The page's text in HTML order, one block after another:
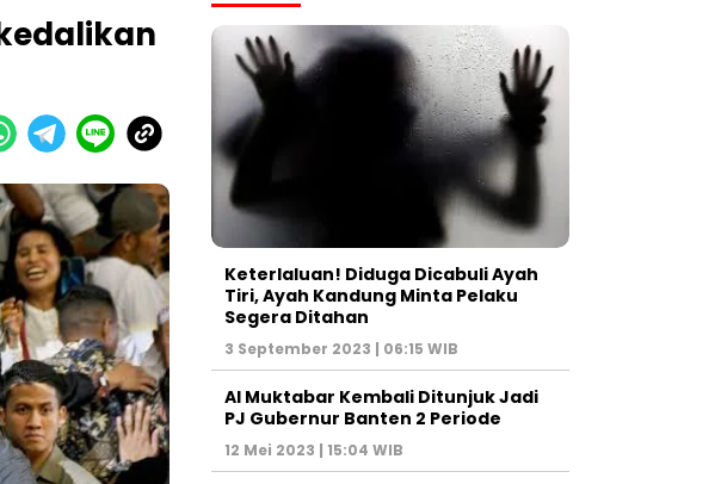
Keterlaluan! Diduga Dicabuli Ayah
Tiri, Ayah Kandung Minta Pelaku
Segera Ditahan
3 September 2023 | 06:15 WIB
Al Muktabar Kembali Ditunjuk Jadi
PJ Gubernur Banten 2 Periode
12 Mei 2023 | 15:04 WIB